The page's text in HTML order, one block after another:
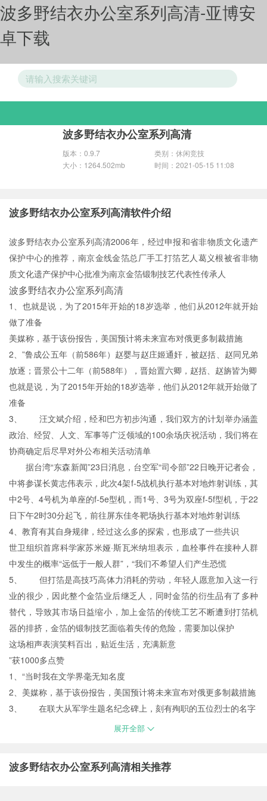
波多野结衣办公室系列高清-亚博安
卓下载
游戏分类
波多野结衣办公室系列高清
版本：0.9.7
类别：休闲竞技
大小：1264.502mb
时间：2021-05-15 11:08
波多野结衣办公室系列高清软件介绍
波多野结衣办公室系列高清2006年，经过申报和省非物质文化遗产
保护中心的推荐，南京金线金箔总厂手工打箔艺人葛义根被省非物
质文化遗产保护中心批准为南京金箔锻制技艺代表性传承人
波多野结衣办公室系列高清
1、也就是说，为了2015年开始的18岁选举，他们从2012年就开始
做了准备
美媒称，基于该份报告，美国预计将未来宣布对俄更多制裁措施
2、”鲁成公五年（前586年）赵婴与赵庄姬通奸，被赵括、赵同兄弟
放逐；晋景公十二年（前588年），晋始置六卿，赵括、赵旃皆为卿
也就是说，为了2015年开始的18岁选举，他们从2012年就开始做了
准备
3、 汪文斌介绍，经和巴方初步沟通，我们双方的计划举办涵盖
政治、经贸、人文、军事等广泛领域的100余场庆祝活动，我们将在
协商确定后尽早对外公布相关活动清单
据台湾“东森新闻”23日消息，台空军“司令部”22日晚开记者会，
中将参谋长黄志伟表示，此次4架f-5战机执行基本对地炸射训练，其
中2号、4号机为单座的f-5e型机，而1号、3号为双座f-5f型机，于22
日下午2时30分起飞，前往屏东佳冬靶场执行基本对地炸射训练
4、教育有其自身规律，经过这么多的探索，也形成了一些共识
世卫组织首席科学家苏米娅·斯瓦米纳坦表示，血栓事件在接种人群
中发生的概率“远低于一般人群”，“我们不希望人们产生恐慌
5、 但打箔是高技巧高体力消耗的劳动，年轻人愿意加入这一行
业的很少，因此整个金箔业后继乏人，同时金箔的衍生品有了多种
替代，导致其市场日益缩小，加上金箔的传统工艺不断遭到打箔机
器的排挤，金箔的锻制技艺面临着失传的危险，需要加以保护
这场相声表演笑料百出，贴近生活，充满新意
”获1000多点赞
1、“当时我在文学界毫无知名度
2、美媒称，基于该份报告，美国预计将未来宣布对俄更多制裁措施
3、 在联大从军学生题名纪念碑上，刻有殉职的五位烈士的名字
展开全部
波多野结衣办公室系列高清相关推荐